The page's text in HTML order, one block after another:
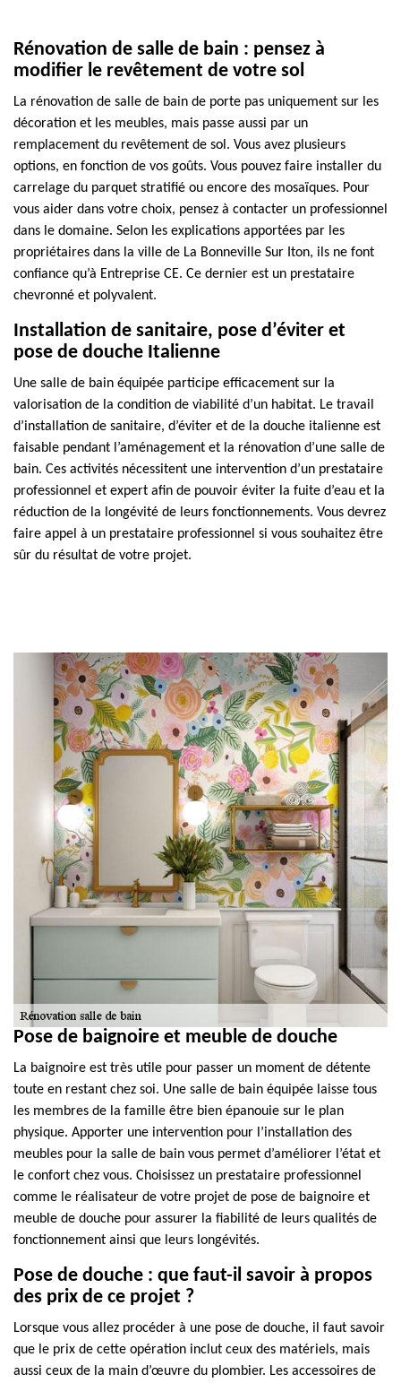
Rénovation de salle de bain : pensez à
modifier le revêtement de votre sol
La rénovation de salle de bain de porte pas uniquement sur les
décoration et les meubles, mais passe aussi par un
remplacement du revêtement de sol. Vous avez plusieurs
options, en fonction de vos goûts. Vous pouvez faire installer du
carrelage du parquet stratifié ou encore des mosaïques. Pour
vous aider dans votre choix, pensez à contacter un professionnel
dans le domaine. Selon les explications apportées par les
propriétaires dans la ville de La Bonneville Sur Iton, ils ne font
confiance qu’à Entreprise CE. Ce dernier est un prestataire
chevronné et polyvalent.
Installation de sanitaire, pose d’éviter et
pose de douche Italienne
Une salle de bain équipée participe efficacement sur la
valorisation de la condition de viabilité d’un habitat. Le travail
d’installation de sanitaire, d’éviter et de la douche italienne est
faisable pendant l’aménagement et la rénovation d’une salle de
bain. Ces activités nécessitent une intervention d’un prestataire
professionnel et expert afin de pouvoir éviter la fuite d’eau et la
réduction de la longévité de leurs fonctionnements. Vous devrez
faire appel à un prestataire professionnel si vous souhaitez être
sûr du résultat de votre projet.
Pose de baignoire et meuble de douche
La baignoire est très utile pour passer un moment de détente
toute en restant chez soi. Une salle de bain équipée laisse tous
les membres de la famille être bien épanouie sur le plan
physique. Apporter une intervention pour l’installation des
meubles pour la salle de bain vous permet d’améliorer l’état et
le confort chez vous. Choisissez un prestataire professionnel
comme le réalisateur de votre projet de pose de baignoire et
meuble de douche pour assurer la fiabilité de leurs qualités de
fonctionnement ainsi que leurs longévités.
Pose de douche : que faut-il savoir à propos
des prix de ce projet ?
Lorsque vous allez procéder à une pose de douche, il faut savoir
que le prix de cette opération inclut ceux des matériels, mais
aussi ceux de la main d’œuvre du plombier. Les accessoires de